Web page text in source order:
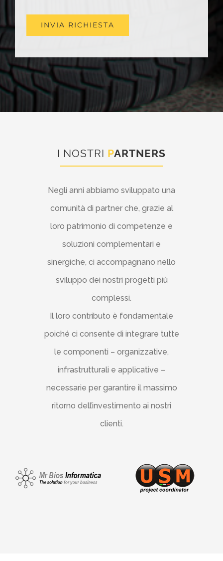
I NOSTRI PARTNERS
Negli anni abbiamo sviluppato una
comunità di partner che, grazie al
loro patrimonio di competenze e
soluzioni complementari e
sinergiche, ci accompagnano nello
sviluppo dei nostri progetti più
complessi.
Il loro contributo è fondamentale
poiché ci consente di integrare tutte
le componenti – organizzative,
infrastrutturali e applicative –
necessarie per garantire il massimo
ritorno dell’investimento ai nostri
clienti.